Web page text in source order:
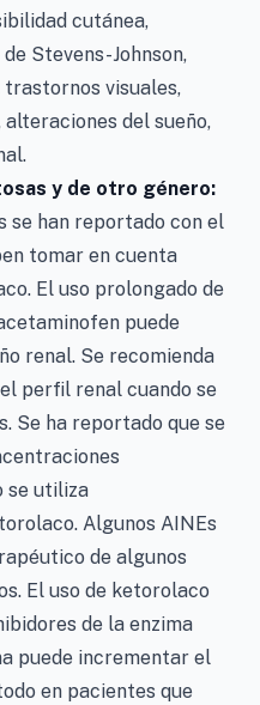
cutánea,
Stevens-Johnson,
visuales,
del sueño,
y de otro género:
se han reportado con el
tomar en cuenta
El uso prolongado de
puede
renal. Se recomienda
perfil renal cuando se
Se ha reportado que se
se utiliza
Algunos AINEs
de algunos
El uso de ketorolaco
de la enzima
puede incrementar el
en pacientes que